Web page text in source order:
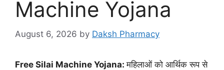
Machine Yojana
August 6, 2026 by Daksh Pharmacy
Free Silai Machine Yojana:महिलाओं को आर्थिक रूप से